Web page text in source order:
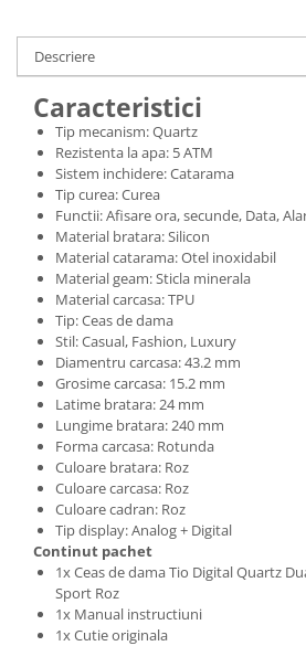
Descriere
Caracteristici
Tip mecanism: Quartz
Rezistenta la apa: 5 ATM
Sistem inchidere: Catarama
Tip curea: Curea
Functii: Afisare ora, secunde, Data,
Material bratara: Silicon
Material catarama: Otel inoxidabil
Material geam: Sticla minerala
Material carcasa: TPU
Tip: Ceas de dama
Stil: Casual, Fashion, Luxury
Diamentru carcasa: 43.2 mm
Grosime carcasa: 15.2 mm
Latime bratara: 24 mm
Lungime bratara: 240 mm
Forma carcasa: Rotunda
Culoare bratara: Roz
Culoare carcasa: Roz
Culoare cadran: Roz
Tip display: Analog + Digital
Continut pachet
1x Ceas de dama Tio Digital Quartz
Sport Roz
1x Manual instructiuni
1x Cutie originala